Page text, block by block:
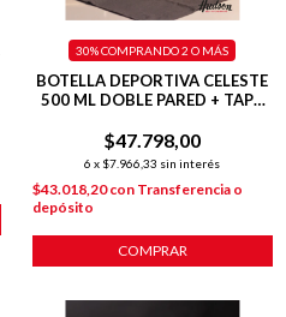
BOTELLA DEPORTIVA CELESTE
500 ML DOBLE PARED + TAPA
$47.798,00
6 x $7.966,33 sin interés
30%COMPRANDO 2 O MÁS
$43.018,20con Transferencia o
depósito
COMPRAR